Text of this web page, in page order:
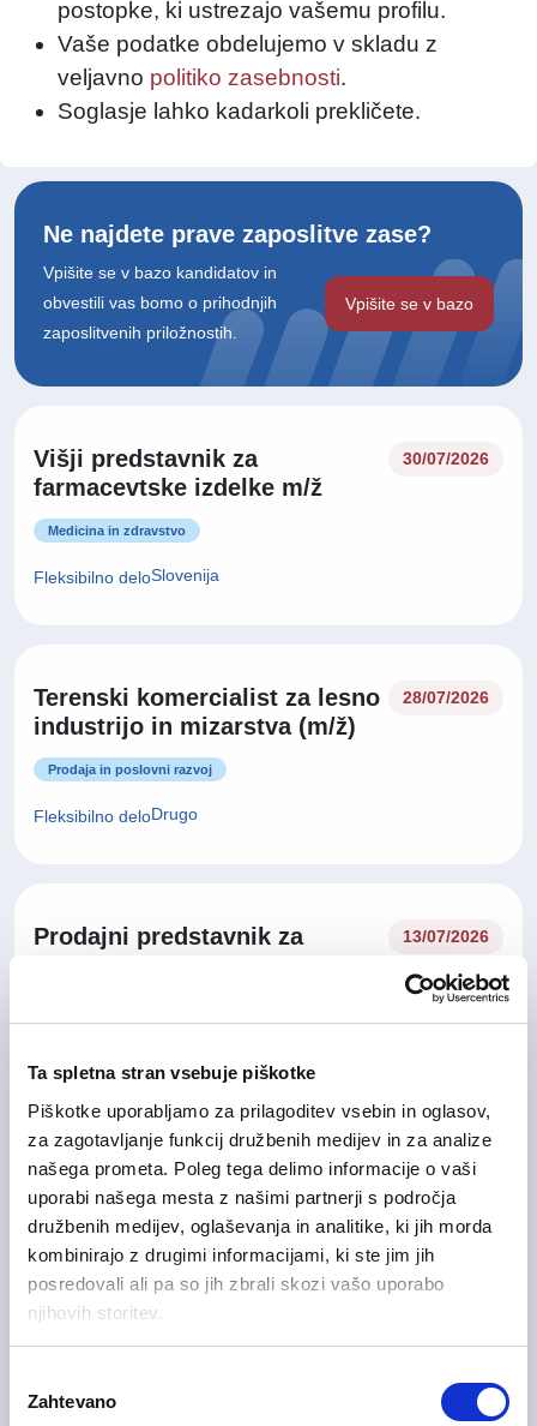
Ta spletna stran vsebuje piškotke
Piškotke uporabljamo za prilagoditev vsebin in oglasov,
za zagotavljanje funkcij družbenih medijev in za analize
našega prometa. Poleg tega delimo informacije o vaši
uporabi našega mesta z našimi partnerji s področja
družbenih medijev, oglaševanja in analitike, ki jih morda
kombinirajo z drugimi informacijami, ki ste jim jih
posredovali ali pa so jih zbrali skozi vašo uporabo
njihovih storitev.
soglasja
Zahtevano
Ne najdete prave zaposlitve zase?
Vpišite se v bazo kandidatov in
obvestili vas bomo o prihodnjih
zaposlitvenih priložnostih.
Vpišite se v bazo
Višji predstavnik za
farmacevtske izdelke m/ž
30/07/2026
Medicina in zdravstvo
Fleksibilno deloSlovenija
Terenski komercialist za lesno
industrijo in mizarstva (m/ž)
28/07/2026
Prodaja in poslovni razvoj
Fleksibilno deloDrugo
Prodajni predstavnik za
13/07/2026
IT strokovnjak za digitalno
preobrazbo m/ž
10/07/2026
Informacijske tehnologije
Hibridno deloOsrednjeslovenska regija, Goriška regija
Vodja prodaje za tuje trge
postopke, ki ustrezajo vašemu profilu.
Vaše podatke obdelujemo v skladu z
veljavno politiko zasebnosti.
Soglasje lahko kadarkoli prekličete.